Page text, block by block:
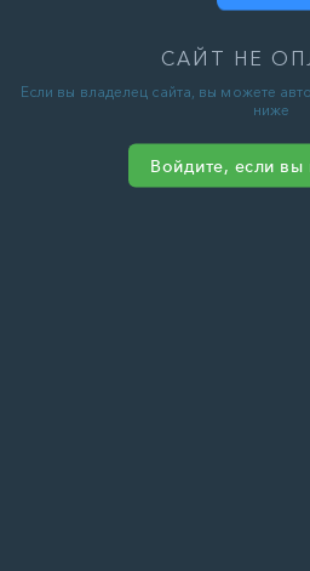
САЙТ НЕ
Если вы владелец сайта, вы можете
ниже
Войдите, если вы